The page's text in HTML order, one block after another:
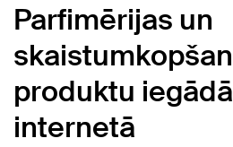
Parfimērijas un
produktu
internetā